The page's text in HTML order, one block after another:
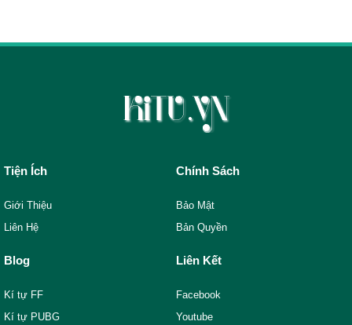
Tiện Ích
Giới Thiệu
Liên Hệ
Chính Sách
Bảo Mật
Bản Quyền
Blog
Kí tự FF
Kí tự PUBG
Liên Kết
Facebook
Youtube